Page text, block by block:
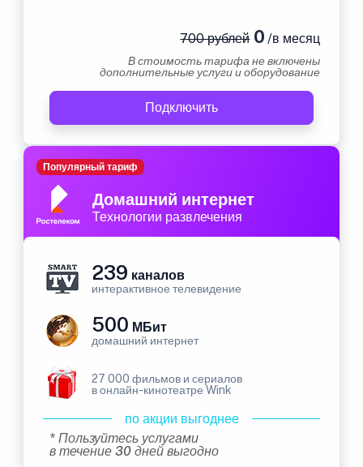
700 рублей0 /в месяц
В стоимость тарифа не включены
дополнительные услуги и оборудование
Подключить
Домашний интернет
Технологии развлечения
Популярный тариф
239 каналов
интерактивное телевидение
500 МБит
домашний интернет
27 000 фильмов и сериалов
в онлайн-кинотеатре Wink
по акции выгоднее
* Пользуйтесь услугами
в течение 30 дней выгодно